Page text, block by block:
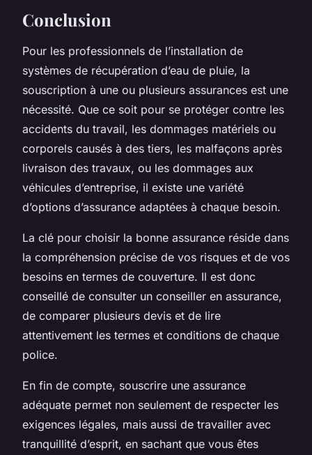
Conclusion
Pour les professionnels de l’installation de
systèmes de récupération d’eau de pluie, la
souscription à une ou plusieurs assurances est une
nécessité. Que ce soit pour se protéger contre les
accidents du travail, les dommages matériels ou
corporels causés à des tiers, les malfaçons après
livraison des travaux, ou les dommages aux
véhicules d’entreprise, il existe une variété
d’options d’assurance adaptées à chaque besoin.
La clé pour choisir la bonne assurance réside dans
la compréhension précise de vos risques et de vos
besoins en termes de couverture. Il est donc
conseillé de consulter un conseiller en assurance,
de comparer plusieurs devis et de lire
attentivement les termes et conditions de chaque
police.
En fin de compte, souscrire une assurance
adéquate permet non seulement de respecter les
exigences légales, mais aussi de travailler avec
tranquillité d’esprit, en sachant que vous êtes